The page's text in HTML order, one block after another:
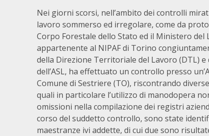
Nei giorni scorsi, nell’ambito dei controlli
lavoro sommerso ed irregolare, come da
Corpo Forestale dello Stato ed il Ministero del
appartenente al NIPAF di Torino
della Direzione Territoriale del Lavoro (DTL) e
dell’ASL, ha effettuato un controllo presso
Comune di Sestriere (TO), riscontrando
quali in particolare l’utilizzo di manodopera
omissioni nella compilazione dei registri
corso del suddetto controllo, sono state
maestranze ivi addette, di cui due sono